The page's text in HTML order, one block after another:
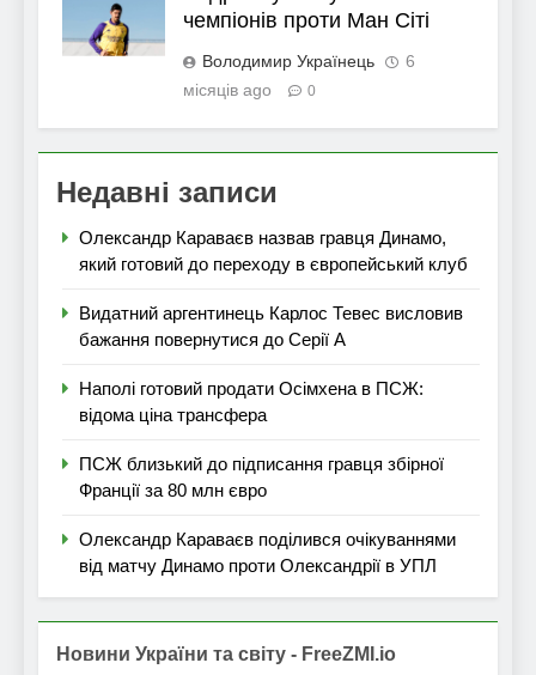
чемпіонів проти Ман Сіті
Володимир Українець
6
місяців ago
0
Недавні записи
Олександр Караваєв назвав гравця Динамо,
який готовий до переходу в європейський клуб
Видатний аргентинець Карлос Тевес висловив
бажання повернутися до Серії А
Наполі готовий продати Осімхена в ПСЖ:
відома ціна трансфера
ПСЖ близький до підписання гравця збірної
Франції за 80 млн євро
Олександр Караваєв поділився очікуваннями
від матчу Динамо проти Олександрії в УПЛ
Новини України та світу - FreeZMI.io